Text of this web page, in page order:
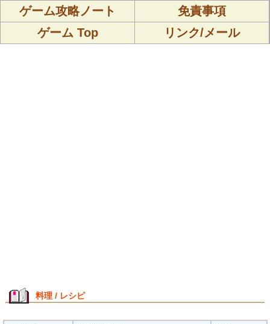
ゲーム攻略ノート
免責事項
ゲーム Top
リンク/メール
料理 / レシピ